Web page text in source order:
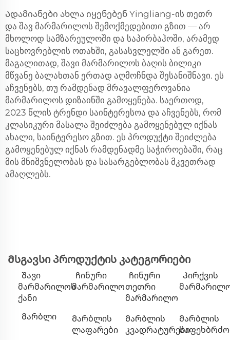
Ადამიანები ახლა იყენებენ Yingliang-ის თეთრ
და შავ მარმარილოს შემოქმედებითი გზით — არ
მხოლოდ სამზარეულოში და საპირბაჰოში, არამედ
საცხოვრებლის ოთახში, გასასვლელში ან გარეთ.
მაგალითად, შავი მარმარილოს ბაღის ბილიკი
მწვანე ბალახთან ერთად აღმოჩნდა შესანიშნავი. ეს
აჩვენებს, თუ რამდენად მრავალფეროვანია
მარმარილოს დიზაინში გამოყენება. საერთოდ,
2023 წლის ტრენდი საინტერესოა და აჩვენებს, რომ
კლასიკური მასალა შეიძლება გამოყენებულ იქნას
ახალი, საინტერესო გზით. ეს პროდუქტი შეიძლება
გამოყენებულ იქნას რამდენადმე საჭიროებაში, რაც
მის მნიშვნელობას და სასარგებლობას მკვეთრად
ამაღლებს.
Მსგავსი პროდუქტის კატეგორიები
Შავი
მარმარილოს
ქანი
Ჩინური
მარმარილო
Ჩინური
თეთრი
მარმარილო
Კირქვის
Მარბლი
Მარბლის
ლაფარები
Მარბლის
კვადრატურები
Მარბლის